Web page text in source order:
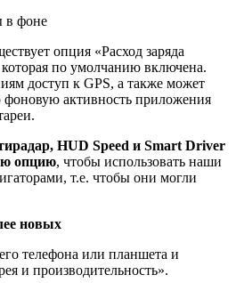
в фоне
опция «Расход заряда
по умолчанию включена.
доступ к GPS, а также может
активность приложения
HUD Speed и Smart Driver
опцию, чтобы использовать наши
т.е. чтобы они могли
новых
телефона или планшета и
и производительность».